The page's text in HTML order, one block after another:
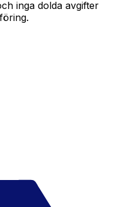
inga dolda avgifter